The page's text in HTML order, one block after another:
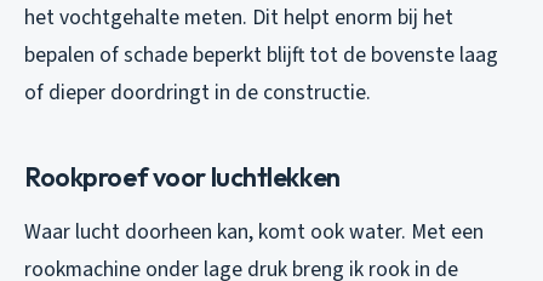
het vochtgehalte meten. Dit helpt enorm bij het
bepalen of schade beperkt blijft tot de bovenste laag
of dieper doordringt in de constructie.
Rookproef voor luchtlekken
Waar lucht doorheen kan, komt ook water. Met een
rookmachine onder lage druk breng ik rook in de